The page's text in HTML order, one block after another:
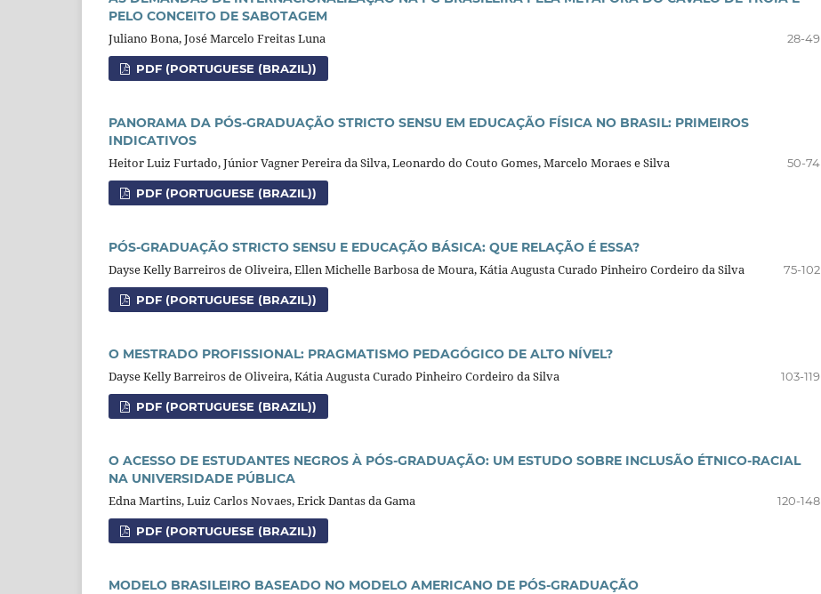
PELO CONCEITO DE SABOTAGEM
Juliano Bona, José Marcelo Freitas Luna
28-49
PDF (PORTUGUESE (BRAZIL))
PANORAMA DA PÓS-GRADUAÇÃO STRICTO SENSU EM EDUCAÇÃO FÍSICA NO BRASIL: PRIMEIROS
INDICATIVOS
Heitor Luiz Furtado, Júnior Vagner Pereira da Silva, Leonardo do Couto Gomes, Marcelo Moraes e Silva
50-74
PDF (PORTUGUESE (BRAZIL))
PÓS-GRADUAÇÃO STRICTO SENSU E EDUCAÇÃO BÁSICA: QUE RELAÇÃO É ESSA?
Dayse Kelly Barreiros de Oliveira, Ellen Michelle Barbosa de Moura, Kátia Augusta Curado Pinheiro Cordeiro da Silva
75-102
PDF (PORTUGUESE (BRAZIL))
O MESTRADO PROFISSIONAL: PRAGMATISMO PEDAGÓGICO DE ALTO NÍVEL?
Dayse Kelly Barreiros de Oliveira, Kátia Augusta Curado Pinheiro Cordeiro da Silva
103-119
PDF (PORTUGUESE (BRAZIL))
O ACESSO DE ESTUDANTES NEGROS À PÓS-GRADUAÇÃO: UM ESTUDO SOBRE INCLUSÃO ÉTNICO-RACIAL
NA UNIVERSIDADE PÚBLICA
Edna Martins, Luiz Carlos Novaes, Erick Dantas da Gama
120-148
PDF (PORTUGUESE (BRAZIL))
MODELO BRASILEIRO BASEADO NO MODELO AMERICANO DE PÓS-GRADUAÇÃO